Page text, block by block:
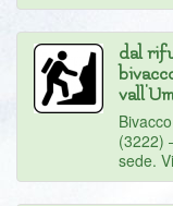
dal
(3222)
sede.